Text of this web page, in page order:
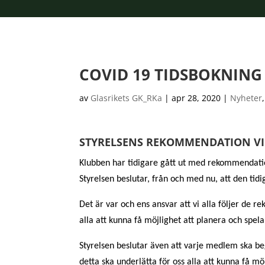
COVID 19 TIDSBOKNING
av Glasrikets GK_RKa |apr 28, 2020 | Nyheter
STYRELSENS REKOMMENDATION
Klubben har tidigare gått ut med
Styrelsen beslutar, från och med nu, att den
Det är var och ens ansvar att vi alla följer de
alla att kunna få möjlighet att planera och
Styrelsen beslutar även att varje medlem ska
detta ska underlätta för oss alla att kunna få